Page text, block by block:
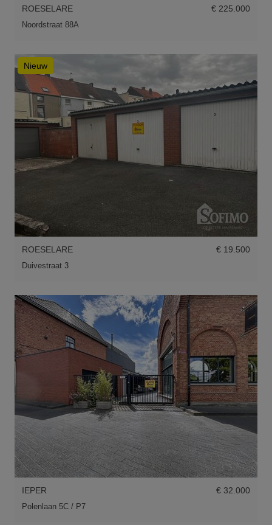
ROESELARE € 225.000
Noordstraat 88A
Nieuw
ROESELARE € 19.500
Duivestraat 3
IEPER € 32.000
Polenlaan 5C / P7